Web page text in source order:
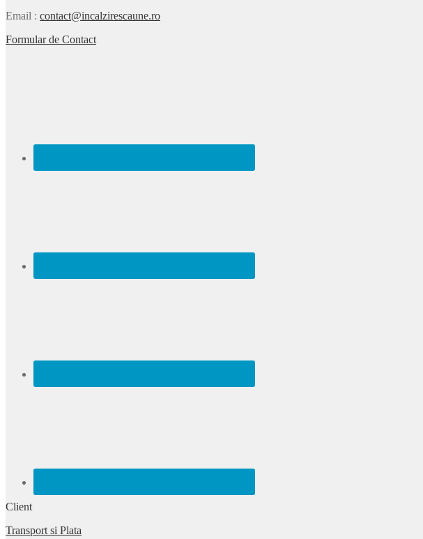
Email : contact@incalzirescaune.ro
Formular de Contact
Client
Transport si Plata